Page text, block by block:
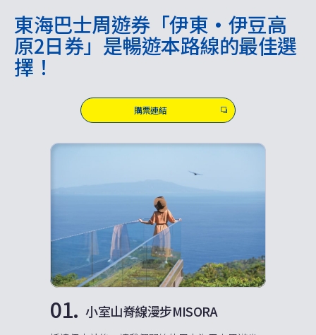
東海巴士周遊券「伊東·伊豆高
原2日券」是暢遊本路線的最佳選
擇！
購票連結
01. 小室山脊線漫步MISORA